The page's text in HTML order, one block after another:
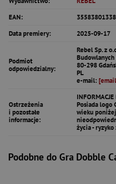
EAN:
Data premiery:
2025-09-17
Podmiot
odpowiedzialny:
Rebel Sp. z
Budowlanych
80-298
PL
e-mail:
Ostrzeżenia
i pozostałe
informacje:
INFORMACJE
Posiada logo
wieku
życia - ryzyko
Podobne do Gra Dobble